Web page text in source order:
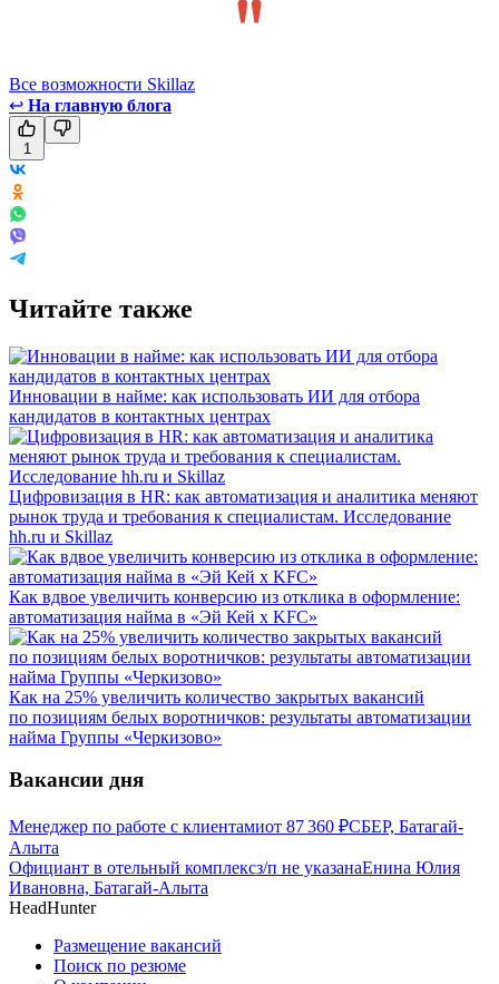
Все возможности Skillaz
↩ На главную блога
1
Читайте также
Инновации в найме: как использовать ИИ для отбора
кандидатов в контактных центрах
Цифровизация в HR: как автоматизация и аналитика меняют
рынок труда и требования к специалистам. Исследование
hh.ru и Skillaz
Как вдвое увеличить конверсию из отклика в оформление:
автоматизация найма в «Эй Кей x KFC»
Как на 25% увеличить количество закрытых вакансий
по позициям белых воротничков: результаты автоматизации
найма Группы «Черкизово»
Вакансии дня
Менеджер по работе с клиентамиот 87 360 ₽СБЕР, Батагай-
Алыта
Официант в отельный комплексз/п не указанаЕнина Юлия
Ивановна, Батагай-Алыта
HeadHunter
Размещение вакансий
Поиск по резюме